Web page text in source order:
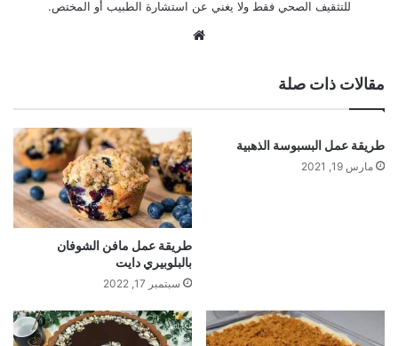
للتثقيف الصحي فقط ولا يغني عن استشارة الطبيب أو المختص.
مقالات ذات صلة
طريقة عمل البسبوسة الذهبية
مارس 19, 2021
طريقة عمل مافن الشوفان
بالبلوبيري دايت
سبتمبر 17, 2022